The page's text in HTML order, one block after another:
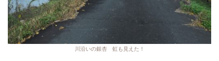
川沿いの銀杏 虹も見えた！